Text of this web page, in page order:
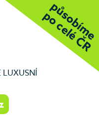
působíme
po celé ČR
LUXUSNÍ